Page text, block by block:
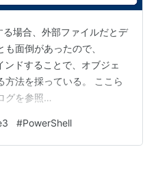
場合、外部ファイルだとデ
面倒があったので、
ドすることで、オブジェ
方法を採っている。 ここら
グを参照
だので、それらを元に、
たテーブルにいろいろと追
#PowerShell